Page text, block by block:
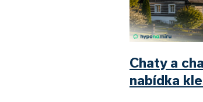
Chaty a
nabídka